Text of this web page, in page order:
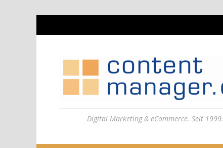
Digital Marketing & eCommerce. Seit 1999.